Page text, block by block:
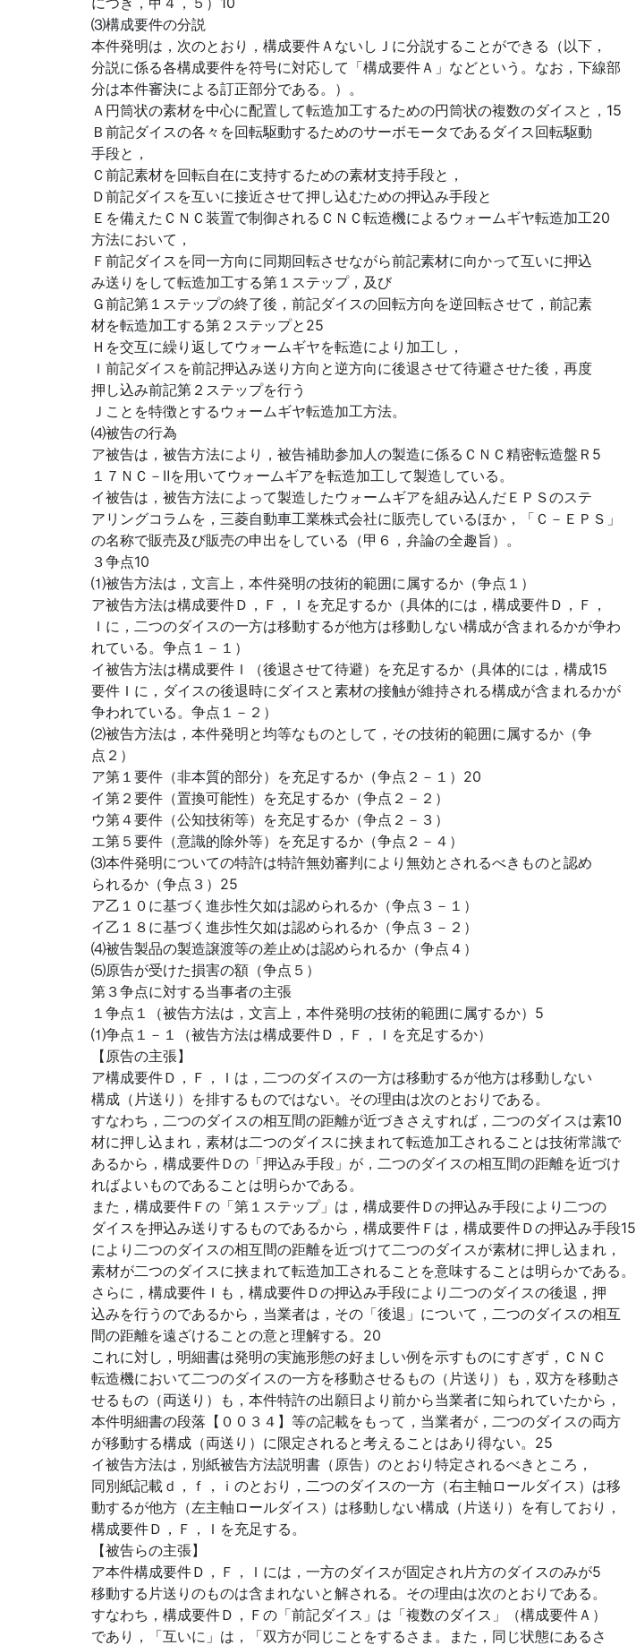
⑶構成要件の分説
本件発明は，次のとおり，構成要件ＡないしＪに分説することができる（以下，
分説に係る各構成要件を符号に対応して「構成要件Ａ」などという。なお，下線部
分は本件審決による訂正部分である。）。
Ａ円筒状の素材を中心に配置して転造加工するための円筒状の複数のダイスと，15
Ｂ前記ダイスの各々を回転駆動するためのサーボモータであるダイス回転駆動
手段と，
Ｃ前記素材を回転自在に支持するための素材支持手段と，
Ｄ前記ダイスを互いに接近させて押し込むための押込み手段と
Ｅを備えたＣＮＣ装置で制御されるＣＮＣ転造機によるウォームギヤ転造加工20
方法において，
Ｆ前記ダイスを同一方向に同期回転させながら前記素材に向かって互いに押込
み送りをして転造加工する第１ステップ，及び
Ｇ前記第１ステップの終了後，前記ダイスの回転方向を逆回転させて，前記素
材を転造加工する第２ステップと25
Ｈを交互に繰り返してウォームギヤを転造により加工し，
Ｉ前記ダイスを前記押込み送り方向と逆方向に後退させて待避させた後，再度
押し込み前記第２ステップを行う
Ｊことを特徴とするウォームギヤ転造加工方法。
⑷被告の行為
ア被告は，被告方法により，被告補助参加人の製造に係るＣＮＣ精密転造盤Ｒ5
１７ＮＣ－Ⅱを用いてウォームギアを転造加工して製造している。
イ被告は，被告方法によって製造したウォームギアを組み込んだＥＰＳのステ
アリングコラムを，三菱自動車工業株式会社に販売しているほか，「Ｃ－ＥＰＳ」
の名称で販売及び販売の申出をしている（甲６，弁論の全趣旨）。
３争点10
⑴被告方法は，文言上，本件発明の技術的範囲に属するか（争点１）
ア被告方法は構成要件Ｄ，Ｆ，Ｉを充足するか（具体的には，構成要件Ｄ，Ｆ，
Ｉに，二つのダイスの一方は移動するが他方は移動しない構成が含まれるかが争わ
れている。争点１－１）
イ被告方法は構成要件Ｉ（後退させて待避）を充足するか（具体的には，構成15
要件Ｉに，ダイスの後退時にダイスと素材の接触が維持される構成が含まれるかが
争われている。争点１－２）
⑵被告方法は，本件発明と均等なものとして，その技術的範囲に属するか（争
点２）
ア第１要件（非本質的部分）を充足するか（争点２－１）20
イ第２要件（置換可能性）を充足するか（争点２－２）
ウ第４要件（公知技術等）を充足するか（争点２－３）
エ第５要件（意識的除外等）を充足するか（争点２－４）
⑶本件発明についての特許は特許無効審判により無効とされるべきものと認め
られるか（争点３）25
ア乙１０に基づく進歩性欠如は認められるか（争点３－１）
イ乙１８に基づく進歩性欠如は認められるか（争点３－２）
⑷被告製品の製造譲渡等の差止めは認められるか（争点４）
⑸原告が受けた損害の額（争点５）
第３争点に対する当事者の主張
１争点１（被告方法は，文言上，本件発明の技術的範囲に属するか）5
⑴争点１－１（被告方法は構成要件Ｄ，Ｆ，Ｉを充足するか）
【原告の主張】
ア構成要件Ｄ，Ｆ，Ｉは，二つのダイスの一方は移動するが他方は移動しない
構成（片送り）を排するものではない。その理由は次のとおりである。
すなわち，二つのダイスの相互間の距離が近づきさえすれば，二つのダイスは素10
材に押し込まれ，素材は二つのダイスに挟まれて転造加工されることは技術常識で
あるから，構成要件Ｄの「押込み手段」が，二つのダイスの相互間の距離を近づけ
ればよいものであることは明らかである。
また，構成要件Ｆの「第１ステップ」は，構成要件Ｄの押込み手段により二つの
ダイスを押込み送りするものであるから，構成要件Ｆは，構成要件Ｄの押込み手段15
により二つのダイスの相互間の距離を近づけて二つのダイスが素材に押し込まれ，
素材が二つのダイスに挟まれて転造加工されることを意味することは明らかである。
さらに，構成要件Ｉも，構成要件Ｄの押込み手段により二つのダイスの後退，押
込みを行うのであるから，当業者は，その「後退」について，二つのダイスの相互
間の距離を遠ざけることの意と理解する。20
これに対し，明細書は発明の実施形態の好ましい例を示すものにすぎず，ＣＮＣ
転造機において二つのダイスの一方を移動させるもの（片送り）も，双方を移動さ
せるもの（両送り）も，本件特許の出願日より前から当業者に知られていたから，
本件明細書の段落【００３４】等の記載をもって，当業者が，二つのダイスの両方
が移動する構成（両送り）に限定されると考えることはあり得ない。25
イ被告方法は，別紙被告方法説明書（原告）のとおり特定されるべきところ，
同別紙記載ｄ，ｆ，ｉのとおり，二つのダイスの一方（右主軸ロールダイス）は移
動するが他方（左主軸ロールダイス）は移動しない構成（片送り）を有しており，
構成要件Ｄ，Ｆ，Ｉを充足する。
【被告らの主張】
ア本件構成要件Ｄ，Ｆ，Ｉには，一方のダイスが固定され片方のダイスのみが5
移動する片送りのものは含まれないと解される。その理由は次のとおりである。
すなわち，構成要件Ｄ，Ｆの「前記ダイス」は「複数のダイス」（構成要件Ａ）
であり，「互いに」は，「双方が同じことをするさま。また，同じ状態にあるさ